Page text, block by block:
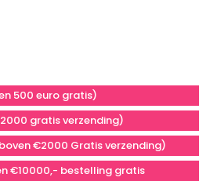
500 euro gratis)
gratis verzending)
€2000 Gratis verzending)
€10000,- bestelling gratis